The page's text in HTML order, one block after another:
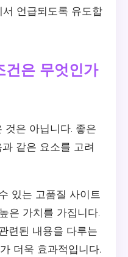
언급되도록 유도합
건은 무엇인가
것은 아닙니다. 좋은
같은 요소를 고려
있는 고품질 사이트
은 가치를 가집니다.
련된 내용을 다루는
더욱 효과적입니다.